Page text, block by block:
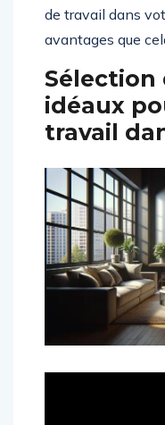
de travail dans
avantages que
Sélection
idéaux
travail